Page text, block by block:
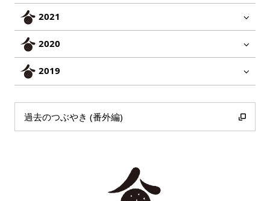
2021
2020
2019
過去のつぶやき (番外編)